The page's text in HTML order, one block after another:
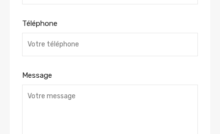
Téléphone
Message